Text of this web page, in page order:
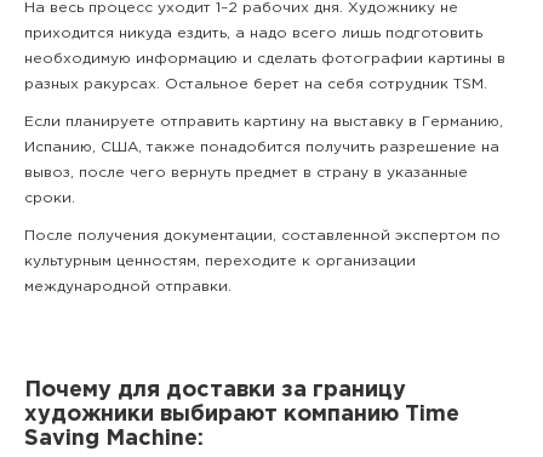
На весь процесс уходит 1–2 рабочих дня. Художнику не
приходится никуда ездить, а надо всего лишь подготовить
необходимую информацию и сделать фотографии картины в
разных ракурсах. Остальное берет на себя сотрудник TSM.
Если планируете отправить картину на выставку в Германию,
Испанию, США, также понадобится получить разрешение на
вывоз, после чего вернуть предмет в страну в указанные
сроки.
После получения документации, составленной экспертом по
культурным ценностям, переходите к организации
международной отправки.
Почему для доставки за границу
художники выбирают компанию Time
Saving Machine: